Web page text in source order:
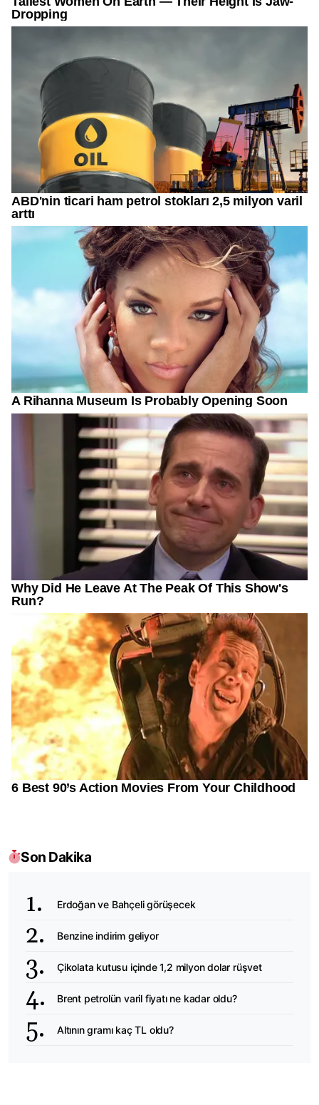
Son Dakika
Erdoğan ve Bahçeli görüşecek
Benzine indirim geliyor
Çikolata kutusu içinde 1,2 milyon dolar rüşvet
Brent petrolün varil fiyatı ne kadar oldu?
Altının gramı kaç TL oldu?